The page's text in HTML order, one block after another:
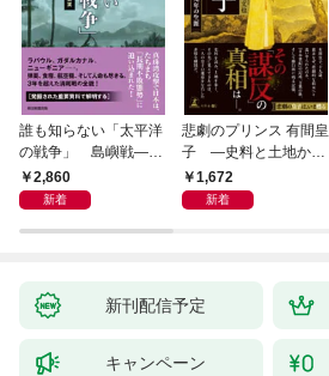
誰も知らない「太平洋
の戦争」 島嶼戦――
マッカーサーとの激闘
の真実
2,860
新着
悲劇のプリンス 有間皇
子 ―史料と土地から
読み直す十九年の生涯
1,672
新着
新刊配信予定
キャンペーン